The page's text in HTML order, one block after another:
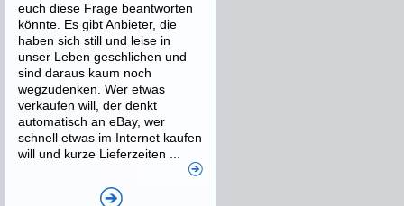
euch diese Frage beantworten
könnte. Es gibt Anbieter, die
haben sich still und leise in
unser Leben geschlichen und
sind daraus kaum noch
wegzudenken. Wer etwas
verkaufen will, der denkt
automatisch an eBay, wer
schnell etwas im Internet kaufen
will und kurze Lieferzeiten ...